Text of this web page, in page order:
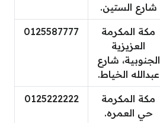
شارع الستين.
مكة المكرمة
العزيزية
الجنوبية، شارع
عبدالله الخياط.
0125587777
مكة المكرمة
حي العمره.
0125222222